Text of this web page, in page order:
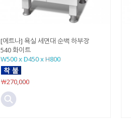
[에트나] 욕실 세면대 순백 하부장
540 화이트
W500 x D450 x H800
￦270,000